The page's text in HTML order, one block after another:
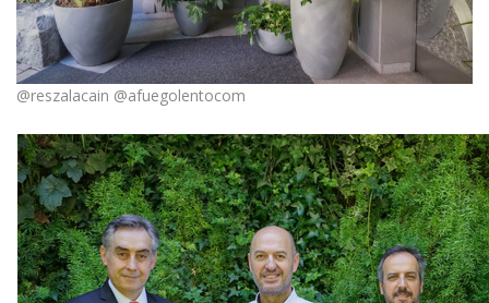
@reszalacain @afuegolentocom